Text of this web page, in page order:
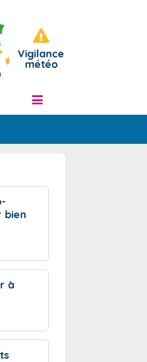
Vigilance
météo
à J+7
à l'échelle
bien
à